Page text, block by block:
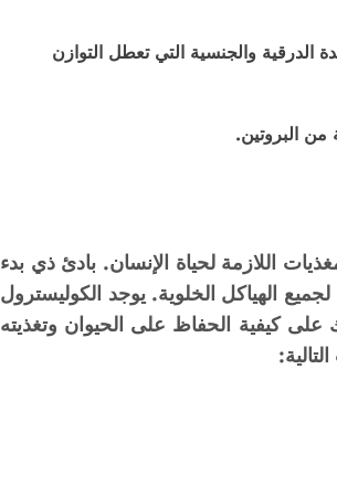
والجنسية التي تعطل التوازن
من البروتين.
اللازمة لحياة الإنسان. بادئ ذي بدء
الهياكل الخلوية. يوجد الكوليسترول
كيفية الحفاظ على الحيوان وتغذيته